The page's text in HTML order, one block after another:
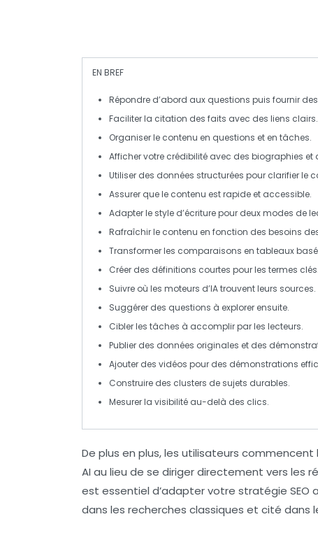
EN BREF
Répondre d’abord aux questions puis fournir
Faciliter la citation des faits avec des liens clairs.
Organiser le contenu en questions et en tâches.
Afficher votre crédibilité avec des biographies et
Utiliser des données structurées pour clarifier le
Assurer que le contenu estrapide et accessible.
Adapter le style d’écriture pour deux modes de
Rafraîchir le contenu en fonction des besoins
Transformer les comparaisons en tableaux
Créer des définitions courtes pour les termes clés.
Suivre où les moteurs d’IAtrouvent leurs sources.
Suggérer des questions à explorer ensuite.
Cibler les tâches à accomplirpar les lecteurs.
Publier des données originales et des
Ajouter des vidéos pour des démonstrations
Construire des clusters de sujets durables.
Mesurer la visibilité au-delà des clics.
De plus en plus, les utilisateurs
AI au lieu de se diriger directement vers les
est essentiel d’adapter votre stratégie SEO
dans les recherches classiques et cité dans